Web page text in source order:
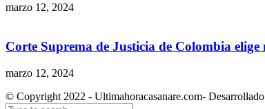
marzo 12, 2024
Corte Suprema de Justicia de Colombia
marzo 12, 2024
© Copyright 2022 - Ultimahoracasanare.com-